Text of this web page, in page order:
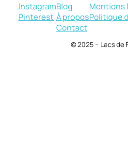
Instagram
Pinterest
Blog
À propos
Contact
Mentions
Politique
© 2025 – Lacs de